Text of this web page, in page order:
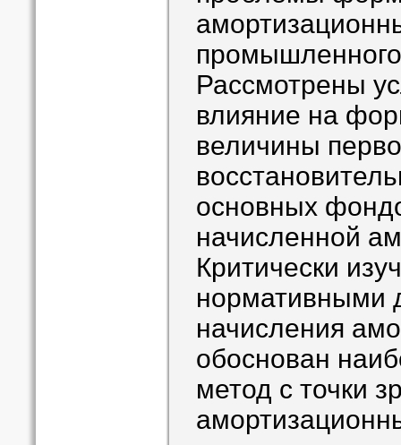
Рассмотрены
влияние на
величины
основных
начисленной
Критически
нормативными
начисления
обоснован
метод с точки